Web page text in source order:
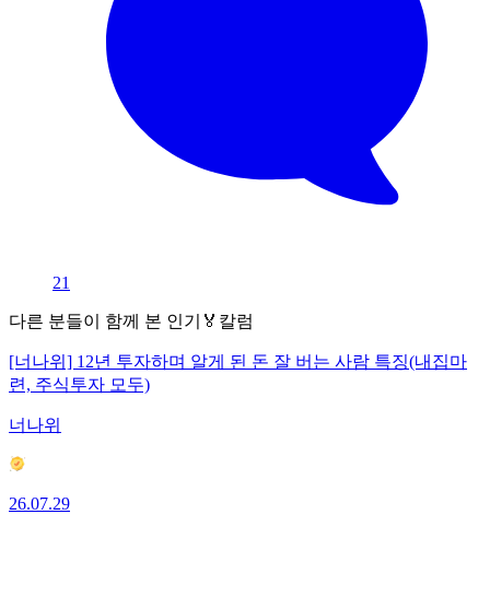
21
다른 분들이 함께 본 인기🏅칼럼
[너나위] 12년 투자하며 알게 된 돈 잘 버는 사람 특징(내집마
련, 주식투자 모두)
너나위
26.07.29